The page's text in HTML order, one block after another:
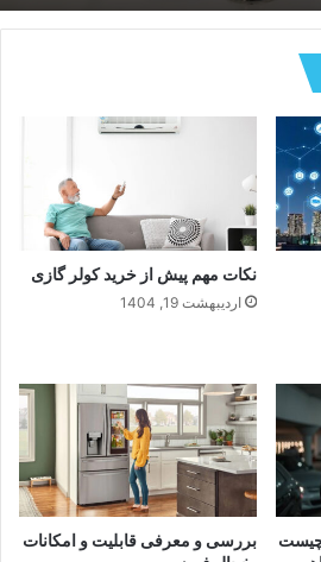
و روش های عیب یابی و
نکات مهم پیش از خرید کولر گازی
اردیبهشت 19, 1404
چیست
بررسی و معرفی قابلیت و امکانات